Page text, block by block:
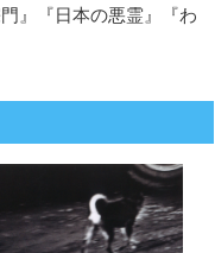
』『日本の悪霊』『わ